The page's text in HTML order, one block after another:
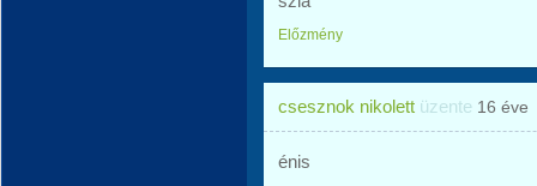
Előzmény
csesznok nikolett üzente 16 éve
énis